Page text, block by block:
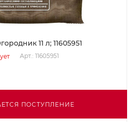
Торф низинный Огородник 11 л; 11605951
Арт.: 11605951
ПОСТУПЛЕНИЕ